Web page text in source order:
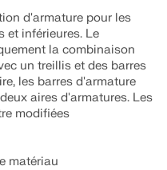
d'armature pour les
et inférieures. Le
la combinaison
un treillis et des barres
les barres d'armature
aires d'armatures. Les
modifiées
matériau